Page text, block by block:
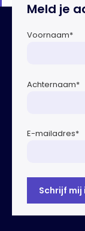
Meld je
Voornaam*
Achternaam*
E-mailadres*